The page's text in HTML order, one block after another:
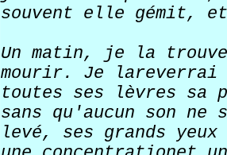
souvent elle gémit,
Un matin, je la
mourir. Je lareverrai
toutes ses lèvres sa
sans qu'aucun son
levé, ses grands